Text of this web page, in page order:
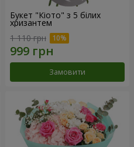
Букет "Кіото" з 5 білих
хризантем
1 110 грн
Замовити